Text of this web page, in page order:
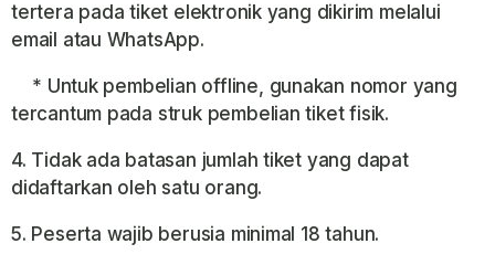
tertera pada tiket elektronik yang dikirim melalui
email atau WhatsApp.
* Untuk pembelian offline, gunakan nomor yang
tercantum pada struk pembelian tiket fisik.
4. Tidak ada batasan jumlah tiket yang dapat
didaftarkan oleh satu orang.
5. Peserta wajib berusia minimal 18 tahun.